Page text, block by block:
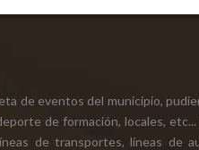
de eventos del municipio,
de formación, locales,
de transportes, líneas